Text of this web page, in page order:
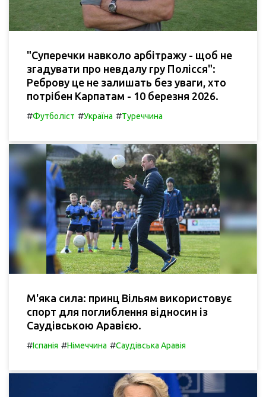
"Суперечки навколо арбітражу - щоб не
згадувати про невдалу гру Полісся":
Реброву це не залишать без уваги, хто
потрібен Карпатам - 10 березня 2026.
#Футболіст #Україна #Туреччина
М'яка сила: принц Вільям використовує
спорт для поглиблення відносин із
Саудівською Аравією.
#Іспанія #Німеччина #Саудівська Аравія